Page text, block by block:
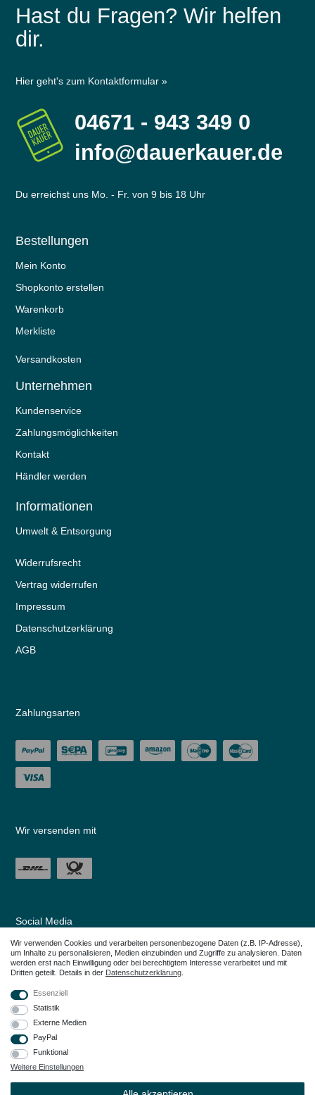
Hast du Fragen? Wir helfen
dir.
Hier geht's zum Kontaktformular »
04671 - 943 349 0
info@dauerkauer.de
Du erreichst uns Mo. - Fr. von 9 bis 18 Uhr
Bestellungen
Mein Konto
Shopkonto erstellen
Warenkorb
Merkliste
Versandkosten
Unternehmen
Kundenservice
Zahlungsmöglichkeiten
Kontakt
Händler werden
Informationen
Umwelt & Entsorgung
Widerrufs­recht
Vertrag widerrufen
Impressum
Daten­schutz­erklärung
AGB
Zahlungsarten
Wir versenden mit
Social Media
Wir verwenden Cookies und verarbeiten personenbezogene Daten (z.B. IP-Adresse),
um Inhalte zu personalisieren, Medien einzubinden und Zugriffe zu analysieren. Daten
werden erst nach Einwilligung oder bei berechtigtem Interesse verarbeitet und mit
Dritten geteilt. Details in der Daten­schutz­erklärung
Essenziell
Statistik
Externe Medien
PayPal
Funktional
Weitere Einstellungen